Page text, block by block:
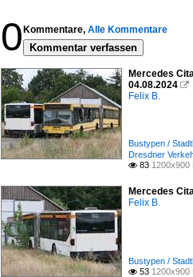
0 Kommentare, Alle Kommentare
Kommentar verfassen
Mercedes
04.08.2024 
Felix B.
Bustypen /
Dresdner
 83 1200x900
Mercedes
Felix B.
Bustypen /
 53 1200x900